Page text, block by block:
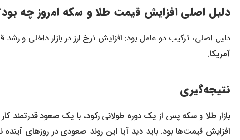
دلیل اصلی افزایش قیمت طلا و سکه امروز چه
دلیل اصلی، ترکیب دو عامل بود: افزایش نرخ ارز در بازار داخلی و
آمریکا.
نتیجه‌گیری
بازار طلا و سکه پس از یک دوره طولانی رکود، با یک صعود قدرتمند
افزایش قیمت‌ها بود. باید دید آیا این روند صعودی در روزهای